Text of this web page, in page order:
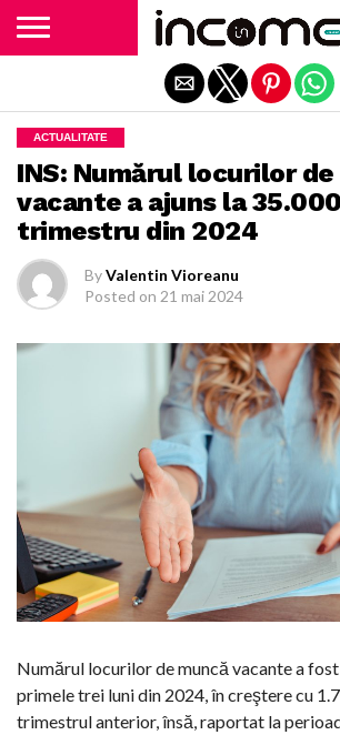
ACTUALITATE
INS: Numărul locurilor
vacante a ajuns la
trimestru din 2024
ByValentin Vioreanu
Posted on 21 mai 2024
Numărul locurilor de muncă vacante a
primele trei luni din 2024, în creştere cu
trimestrul anterior, însă, raportat la
Exit mobile version